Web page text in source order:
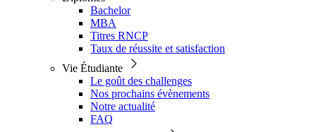
Bachelor
MBA
Titres RNCP
Taux de réussite et satisfaction
Vie Étudiante
Le goût des challenges
Nos prochains évènements
Notre actualité
FAQ